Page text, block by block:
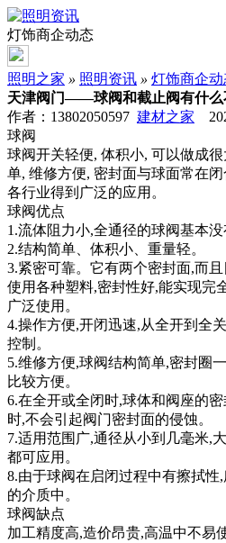
灯饰商企动态
照明之家 » 照明资讯 » 灯饰商企动
天津阀门——球阀和截止阀有什么
作者：13802050597 建材之家
球阀
球阀开关轻便, 体积小, 可以做成
单, 维修方便, 密封面与球面常在
各行业得到广泛的应用。
球阀优点
1.流体阻力小,全通径的球阀基本没
2.结构简单、体积小、重量轻。
3.紧密可靠。它有两个密封面,而
使用各种塑料,密封性好,能实现完
广泛使用。
4.操作方便,开闭迅速,从全开到全
控制。
5.维修方便,球阀结构简单,密封圈
比较方便。
6.在全开或全闭时,球体和阀座的
时,不会引起阀门密封面的侵蚀。
7.适用范围广,通径从小到几毫米,
都可应用。
8.由于球阀在启闭过程中有擦拭
的介质中。
球阀缺点
加工精度高,造价昂贵,高温中不易